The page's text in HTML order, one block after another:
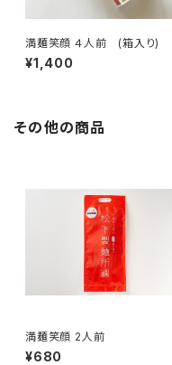
満麺笑顔 ４人前 (箱入り)
¥1,400
その他の商品
満麺笑顔 2人前
¥680